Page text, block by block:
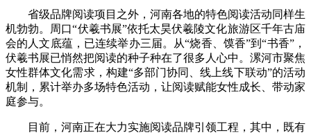
省级品牌阅读项目之外，河南各地的特色阅读活动同样生
机勃勃。周口“伏羲书展”依托太昊伏羲陵文化旅游区千年古庙
会的人文底蕴，已连续举办三届。从“烧香、馍香”到“书香”，
伏羲书展已悄然把阅读的种子种在了很多人心中。漯河市聚焦
女性群体文化需求，构建“多部门协同、线上线下联动”的活动
机制，累计举办多场特色活动，让阅读赋能女性成长、带动家
庭参与。
目前，河南正在大力实施阅读品牌引领工程，其中，既有